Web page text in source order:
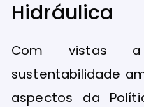
Hidráulica
Com vistas a
sustentabilidade
aspectos da